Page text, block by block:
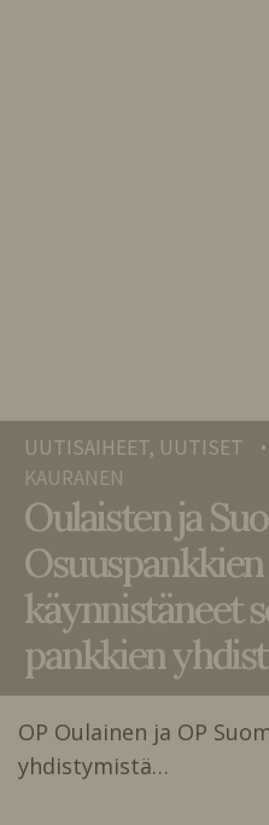
UUTISAIHEET, UUTISET •
KAURANEN
Oulaisten ja
käynnistäneet
pankkien
OP Oulainen ja OP
yhdistymistä…